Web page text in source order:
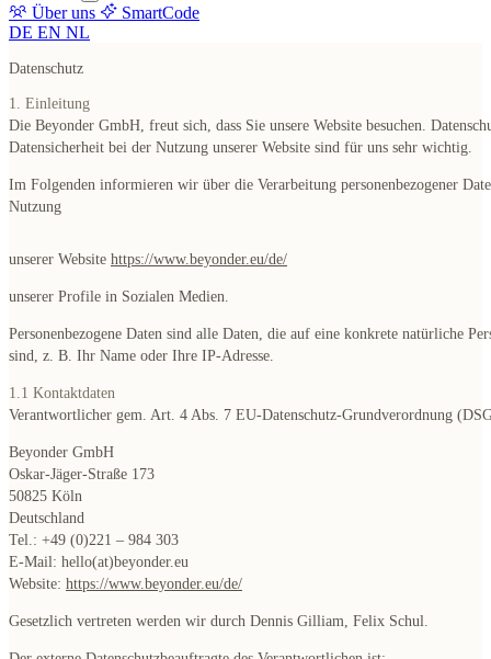
Über uns
SmartCode
DE EN NL
Datenschutz
1. Einleitung
Die Beyonder GmbH, freut sich, dass Sie unsere Website besuchen.
Datensicherheit bei der Nutzung unserer Website sind für uns sehr wichtig.
Im Folgenden informieren wir über die Verarbeitung personenbezogener
Nutzung
unserer Website https://www.beyonder.eu/de/
unserer Profile in Sozialen Medien.
Personenbezogene Daten sind alle Daten, die auf eine konkrete natürliche
sind, z. B. Ihr Name oder Ihre IP-Adresse.
1.1 Kontaktdaten
Verantwortlicher gem. Art. 4 Abs. 7 EU-Datenschutz-Grundverordnung
Beyonder GmbH
Oskar-Jäger-Straße 173
50825 Köln
Deutschland
Tel.: +49 (0)221 – 984 303
E-Mail: hello(at)beyonder.eu
Website: https://www.beyonder.eu/de/
Gesetzlich vertreten werden wir durch Dennis Gilliam, Felix Schul.